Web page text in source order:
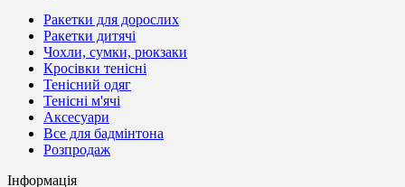
Ракетки для дорослих
Ракетки дитячі
Чохли, сумки, рюкзаки
Кросівки тенісні
Тенісний одяг
Тенісні м'ячі
Аксесуари
Все для бадмінтона
Розпродаж
Інформація